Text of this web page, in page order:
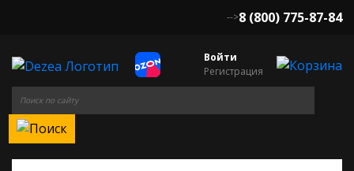
-->8 (800) 775-87-84
Войти
Регистрация